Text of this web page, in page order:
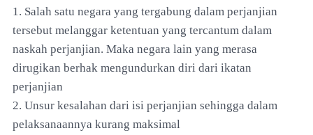
1. Salah satu negara yang tergabung dalam perjanjian
tersebut melanggar ketentuan yang tercantum dalam
naskah perjanjian. Maka negara lain yang merasa
dirugikan berhak mengundurkan diri dari ikatan
perjanjian
2. Unsur kesalahan dari isi perjanjian sehingga dalam
pelaksanaannya kurang maksimal